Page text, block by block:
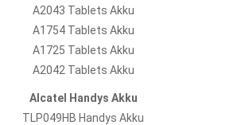
A2043 Tablets Akku
A1754 Tablets Akku
A1725 Tablets Akku
A2042 Tablets Akku
Alcatel Handys Akku
TLP049HB Handys Akku